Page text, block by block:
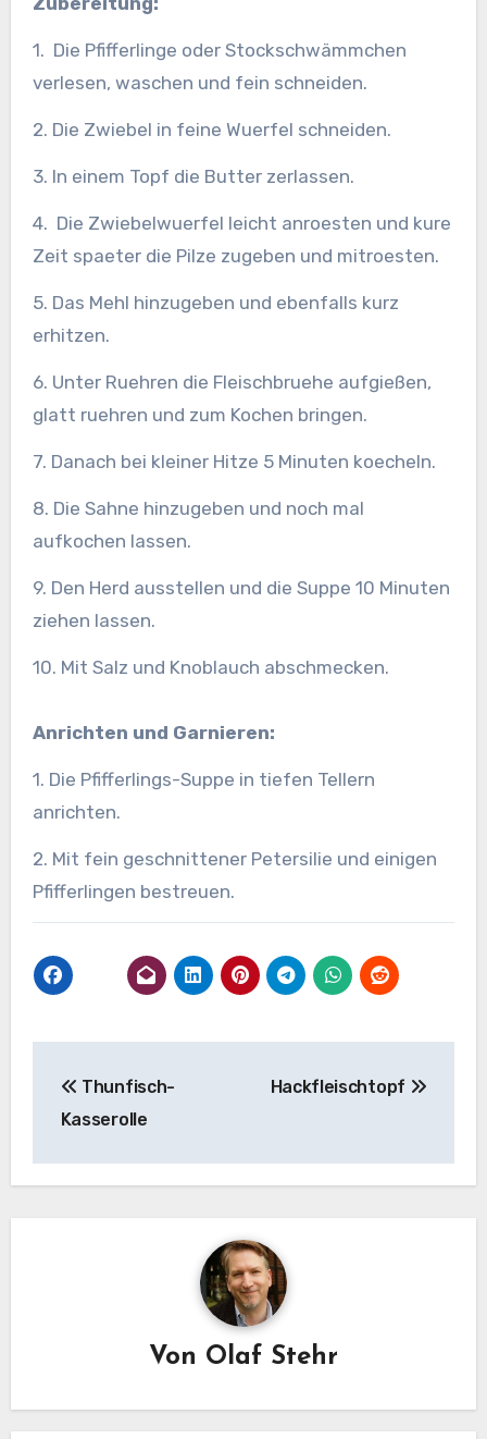
1. Die Pfifferlinge oder Stockschwämmchen
verlesen, waschen und fein schneiden.
2. Die Zwiebel in feine Wuerfel schneiden.
3. In einem Topf die Butter zerlassen.
4. Die Zwiebelwuerfel leicht anroesten und kure
Zeit spaeter die Pilze zugeben und mitroesten.
5. Das Mehl hinzugeben und ebenfalls kurz
erhitzen.
6. Unter Ruehren die Fleischbruehe aufgießen,
glatt ruehren und zum Kochen bringen.
7. Danach bei kleiner Hitze 5 Minuten koecheln.
8. Die Sahne hinzugeben und noch mal
aufkochen lassen.
9. Den Herd ausstellen und die Suppe 10 Minuten
ziehen lassen.
10. Mit Salz und Knoblauch abschmecken.
Anrichten und Garnieren:
1. Die Pfifferlings-Suppe in tiefen Tellern
anrichten.
2. Mit fein geschnittener Petersilie und einigen
Pfifferlingen bestreuen.
Thunfisch-
Kasserolle
Hackfleischtopf
Von Olaf Stehr